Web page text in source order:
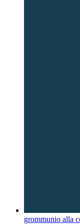
grommunio alla